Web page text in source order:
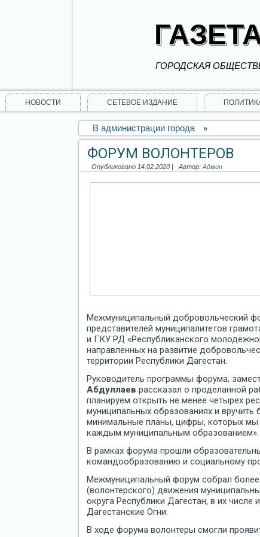
ГОРОДСКАЯ
НОВОСТИ СЕТЕВОЕ ИЗДАНИЕ
В администрации города »
ФОРУМ ВОЛОНТЕРОВ
Опубликовано 14.02.2020 | Автор: Админ
Межмуниципальный добровольческий
представителей муниципалитетов
и ГКУ РД «Республиканского
направленных на развитие
территории Республики Дагестан.
Руководитель программы форума,
Абдуллаев рассказал о проделанной
планируем открыть не менее четырех
муниципальных образованиях и
минимальные планы, цифры, которых мы
каждым муниципальным образованием».
В рамках форума прошли
командообразованию и социальному
Межмуниципальный форум собрал
(волонтерского) движения
округа Республики Дагестан, в их
Дагестанские Огни.
В ходе форума волонтеры смогли